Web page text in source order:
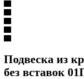
Подвеска из
без вставок